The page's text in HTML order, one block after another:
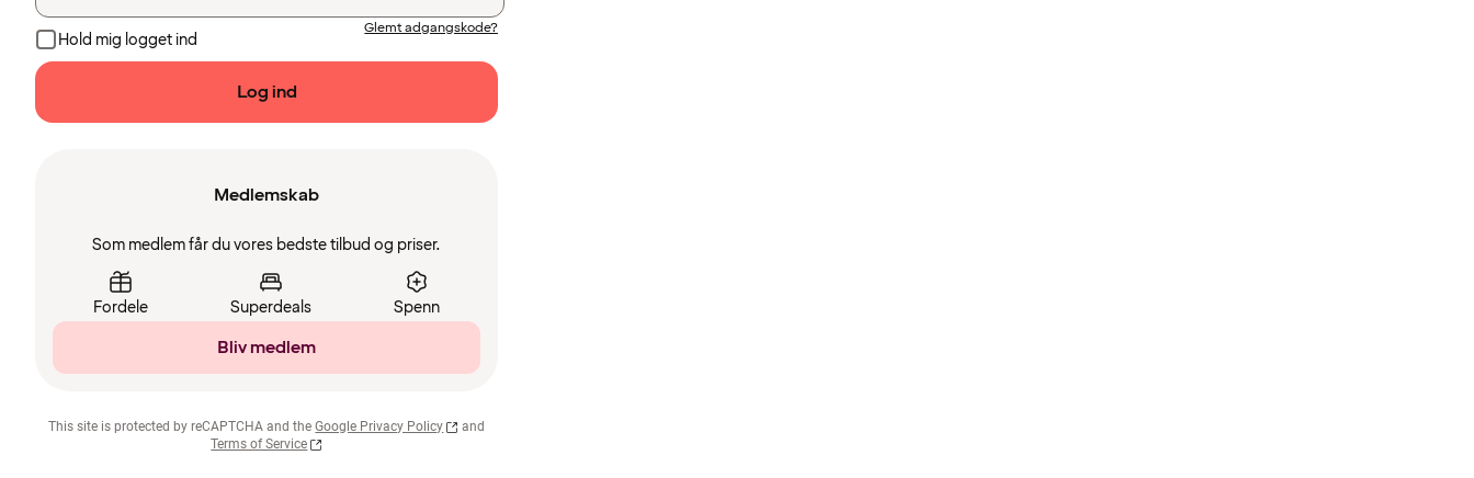
Hold mig logget ind
Glemt adgangskode?
Log ind
Medlemskab
Som medlem får du vores bedste tilbud og priser.
Fordele Superdeals Spenn
Bliv medlem
This site is protected by reCAPTCHA and the Google Privacy Policy
and
Terms of Service